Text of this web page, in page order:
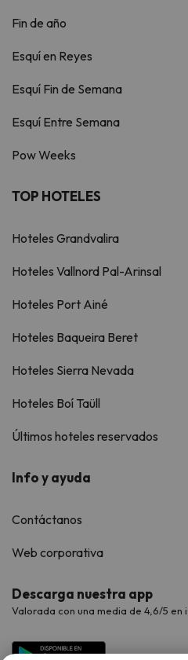
Fin de año
Esquí en Reyes
Esquí Fin de Semana
Esquí Entre Semana
Pow Weeks
TOP HOTELES
Hoteles Grandvalira
Hoteles Vallnord Pal-Arinsal
Hoteles Port Ainé
Hoteles Baqueira Beret
Hoteles Sierra Nevada
Hoteles Boí Taüll
Últimos hoteles reservados
Info y ayuda
Contáctanos
Web corporativa
Descarga nuestra app
Valorada con una media de 4,6/5 en